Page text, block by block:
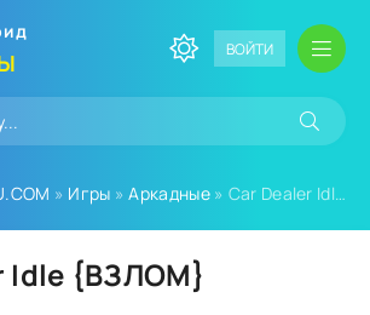
ВОЙТИ
» Игры »Аркадные» Car Dealer Idle {ВЗЛОМ}
Idle {ВЗЛОМ}